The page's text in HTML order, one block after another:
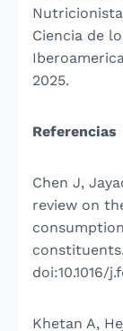
Ciencia de
2025.
Referencias
Chen J,
review on
constituents.
doi:10.1016/
Khetan A,